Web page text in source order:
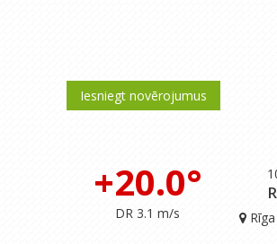
Iesniegt novērojumus
+20.0°
DR 3.1 m/s